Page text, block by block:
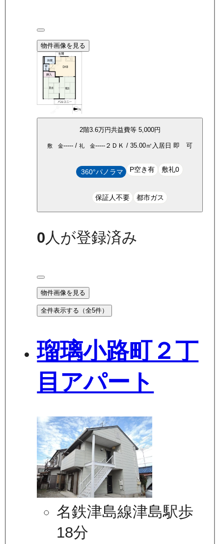
物件画像を見る
2階3.6万円共益費等 5,000円
敷 金----- / 礼 金----- ２ＤＫ / 35.00㎡ 入居日 即 可
360°パノラマ P空き有 敷礼0
保証人不要 都市ガス
0 人が登録済み
物件画像を見る
全件表示する（全5件）
瑠璃小路町２丁
目アパート
名鉄津島線津島駅歩
18分